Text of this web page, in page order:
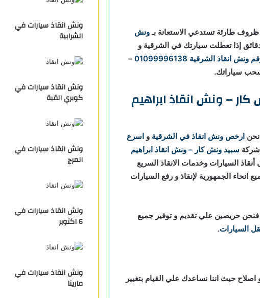
ونش
إذا تعطلت سيارتك في الشرقية و
ونش انقاذ الشرقية 01099996138
–
سياراتك.
– ونش انقاذ ابراهيم
نحن ارخص ونش انقاذ في الشرقية و اسرع
سبيد ونش كار – ونش انقاذ ابراهيم
ومتخصصون في مجال أنقاذ السيارات وخدمات الانقاذ السريع
الجمهورية لإنقاذ و رفع السيارات
حريصين علي تقديم و توفير جميع
السيارات.
حيث اننا نساعدك علي القيام بتغيير
ونش انقاذ سيارات في
الشرابية
ونش انقاذ سيارات في
كوبري القبة
ونش انقاذ سيارات في
المرج
ونش انقاذ سيارات في
6 اكتوبر
ونش انقاذ سيارات في
مارينا